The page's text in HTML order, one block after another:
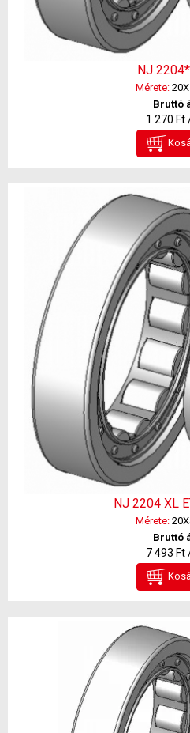
NJ
Mérete:
Bruttó
1 270 Ft
NJ 2204 XL
Mérete:
Bruttó
7 493 Ft